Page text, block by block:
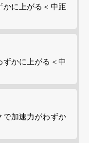
かに上がる＜中距
かに上がる＜中
加速力がわずか